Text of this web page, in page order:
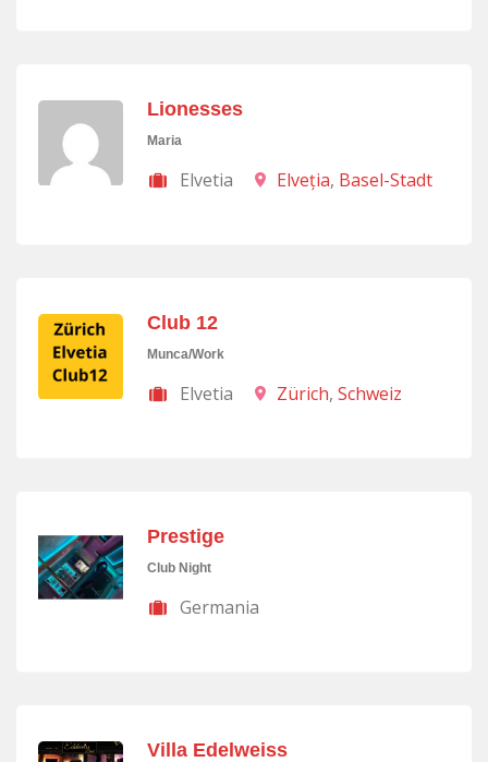
Lionesses
Maria
Elvetia Elveţia, Basel-Stadt
Club 12
Munca/Work
Elvetia Zürich, Schweiz
Prestige
Club Night
Germania
Villa Edelweiss